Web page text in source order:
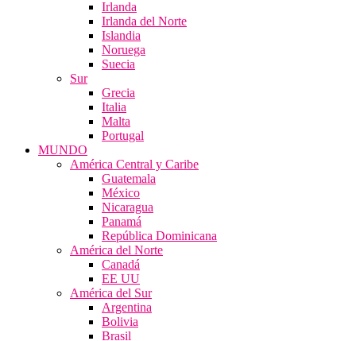
Irlanda
Irlanda del Norte
Islandia
Noruega
Suecia
Sur
Grecia
Italia
Malta
Portugal
MUNDO
América Central y Caribe
Guatemala
México
Nicaragua
Panamá
República Dominicana
América del Norte
Canadá
EE UU
América del Sur
Argentina
Bolivia
Brasil